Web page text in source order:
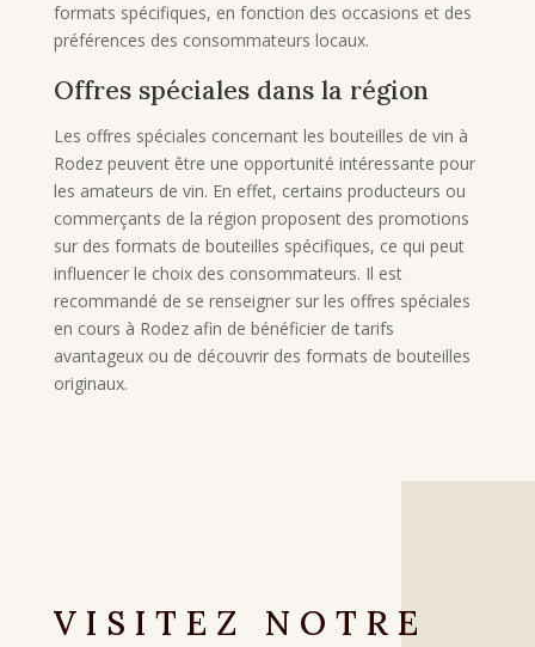
formats spécifiques, en fonction des occasions et des
préférences des consommateurs locaux.
Offres spéciales dans la région
Les offres spéciales concernant les bouteilles de vin à
Rodez peuvent être une opportunité intéressante pour
les amateurs de vin. En effet, certains producteurs ou
commerçants de la région proposent des promotions
sur des formats de bouteilles spécifiques, ce qui peut
influencer le choix des consommateurs. Il est
recommandé de se renseigner sur les offres spéciales
en cours à Rodez afin de bénéficier de tarifs
avantageux ou de découvrir des formats de bouteilles
originaux.
VISITEZ NOTRE